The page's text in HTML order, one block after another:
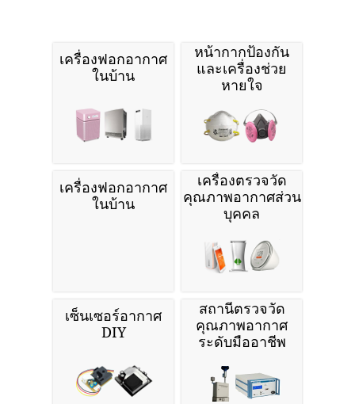
เครื่องฟอกอากาศ
ในบ้าน
หน้ากากป้องกัน
และเครื่องช่วย
หายใจ
เครื่องฟอกอากาศ
ในบ้าน
เครื่องตรวจวัด
คุณภาพอากาศส่วน
บุคคล
เซ็นเซอร์อากาศ
DIY
สถานีตรวจวัด
คุณภาพอากาศ
ระดับมืออาชีพ